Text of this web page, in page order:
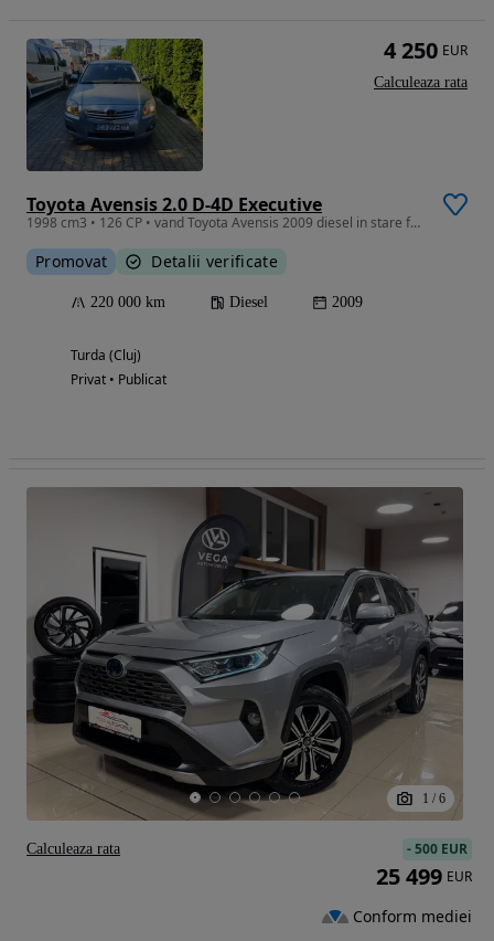
Toyota Avensis 2.0 D-4D Executive
1998 cm3 • 126 CP • vand Toyota Avensis 2009 diesel in stare foarte buna
Promovat Detalii verificate
220 000 km Diesel 2009
Turda (Cluj)
Privat • Publicat
4 250 EUR
Calculeaza rata
1 / 6
-500 EUR
25 499 EUR
Conform mediei
Calculeaza rata